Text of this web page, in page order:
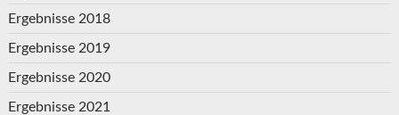
Ergebnisse 2018
Ergebnisse 2019
Ergebnisse 2020
Ergebnisse 2021